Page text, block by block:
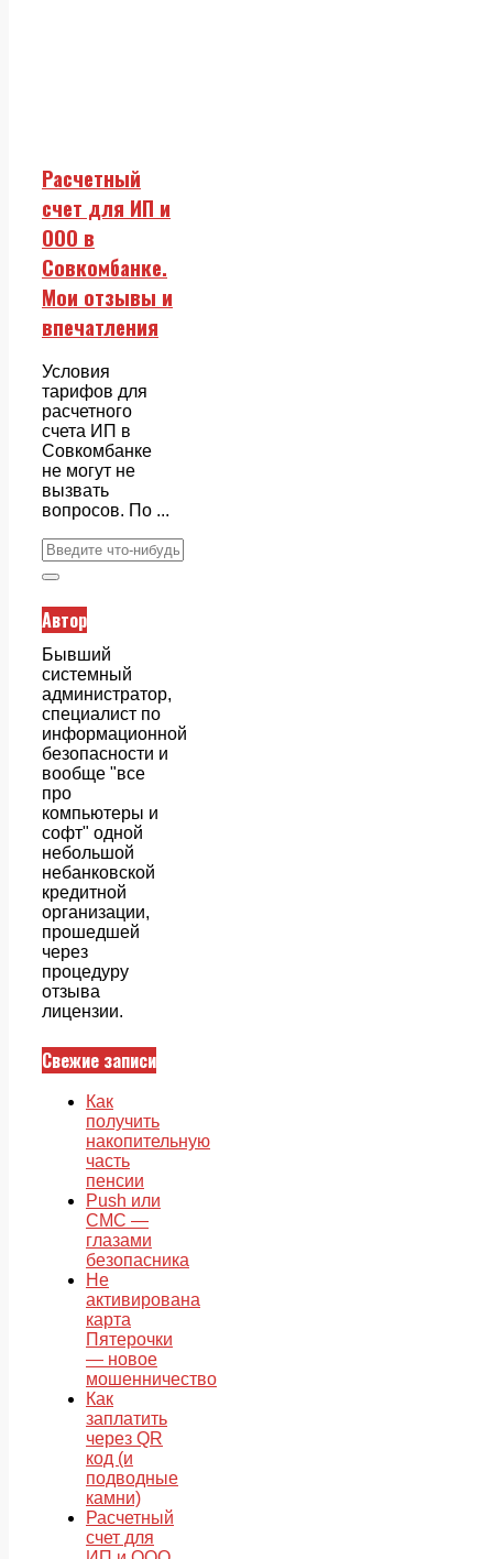
Расчетный
счет для ИП и
ООО в
Совкомбанке.
Мои отзывы и
впечатления
Условия
тарифов для
расчетного
счета ИП в
Совкомбанке
не могут не
вызвать
вопросов. По ...
Автор
Бывший
системный
администратор,
специалист по
информационной
безопасности и
вообще "все
про
компьютеры и
софт" одной
небольшой
небанковской
кредитной
организации,
прошедшей
через
процедуру
отзыва
лицензии.
Свежие записи
Как
получить
накопительную
часть
пенсии
Push или
СМС —
глазами
безопасника
Не
активирована
карта
Пятерочки
— новое
мошенничество
Как
заплатить
через QR
код (и
подводные
камни)
Расчетный
счет для